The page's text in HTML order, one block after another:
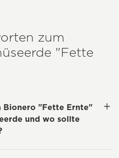
zum
"Fette
Bionero "Fette Ernte"
und wo sollte